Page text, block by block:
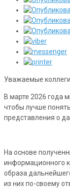
Уважаемые
В марте 2026 года
чтобы лучше
представления о
На основе
информационного
образа
из них по-своему